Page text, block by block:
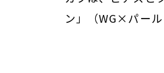
ン」（WG×パー